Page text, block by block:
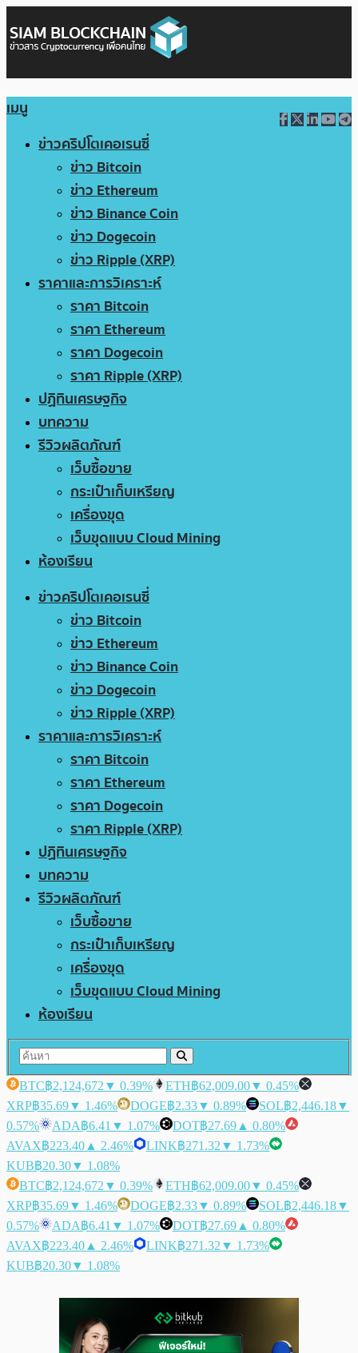
เมนู
ข่าวคริปโตเคอเรนซี่
ข่าว Bitcoin
ข่าว Ethereum
ข่าว Binance Coin
ข่าว Dogecoin
ข่าว Ripple (XRP)
ราคาและการวิเคราะห์
ราคา Bitcoin
ราคา Ethereum
ราคา Dogecoin
ราคา Ripple (XRP)
ปฏิทินเศรษฐกิจ
บทความ
รีวิวผลิตภัณฑ์
เว็บซื้อขาย
กระเป๋าเก็บเหรียญ
เครื่องขุด
เว็บขุดแบบ Cloud Mining
ห้องเรียน
ข่าวคริปโตเคอเรนซี่
ข่าว Bitcoin
ข่าว Ethereum
ข่าว Binance Coin
ข่าว Dogecoin
ข่าว Ripple (XRP)
ราคาและการวิเคราะห์
ราคา Bitcoin
ราคา Ethereum
ราคา Dogecoin
ราคา Ripple (XRP)
ปฏิทินเศรษฐกิจ
บทความ
รีวิวผลิตภัณฑ์
เว็บซื้อขาย
กระเป๋าเก็บเหรียญ
เครื่องขุด
เว็บขุดแบบ Cloud Mining
ห้องเรียน
BTC฿2,124,672 ▼ 0.39% ETH฿62,009.00▼ 0.45%
XRP฿35.69▼ 1.46% DOGE฿2.33▼ 0.89% SOL฿2,446.18▼
0.57%
ADA฿6.41 ▼ 1.07% DOT฿27.69 ▲ 0.80%
AVAX฿223.40 ▲ 2.46% LINK฿271.32 ▼ 1.73%
KUB฿20.30▼ 1.08%
BTC฿2,124,672 ▼ 0.39% ETH฿62,009.00▼ 0.45%
XRP฿35.69▼ 1.46% DOGE฿2.33▼ 0.89% SOL฿2,446.18▼
0.57%
ADA฿6.41 ▼ 1.07% DOT฿27.69 ▲ 0.80%
AVAX฿223.40 ▲ 2.46% LINK฿271.32 ▼ 1.73%
KUB฿20.30▼ 1.08%